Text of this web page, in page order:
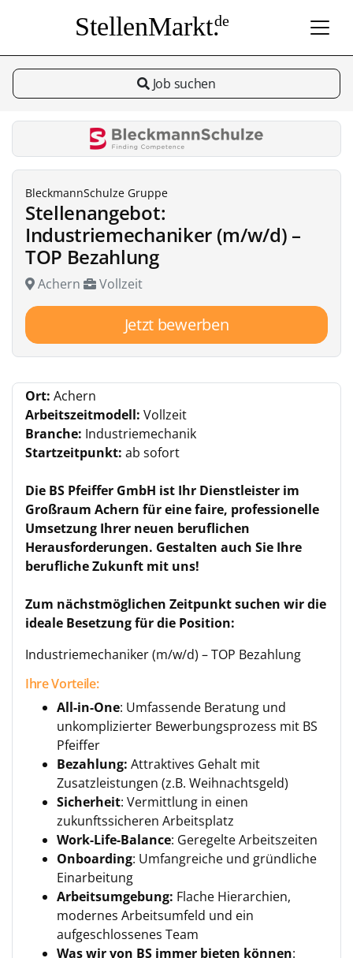
StellenMarkt.de
Job suchen
BleckmannSchulze Gruppe
Stellenangebot:
Industriemechaniker (m/w/d) –
TOP Bezahlung
Achern Vollzeit
Jetzt bewerben
Ort: Achern
Arbeitszeitmodell: Vollzeit
Branche: Industriemechanik
Startzeitpunkt: ab sofort
Die BS Pfeiffer GmbH ist Ihr Dienstleister im
Großraum Achern für eine faire, professionelle
Umsetzung Ihrer neuen beruflichen
Herausforderungen. Gestalten auch Sie Ihre
berufliche Zukunft mit uns!
Zum nächstmöglichen Zeitpunkt suchen wir die
ideale Besetzung für die Position:
Industriemechaniker (m/w/d) – TOP Bezahlung
Ihre Vorteile:
All-in-One: Umfassende Beratung und
unkomplizierter Bewerbungsprozess mit BS
Pfeiffer
Bezahlung: Attraktives Gehalt mit
Zusatzleistungen (z.B. Weihnachtsgeld)
Sicherheit: Vermittlung in einen
zukunftssicheren Arbeitsplatz
Work-Life-Balance: Geregelte Arbeitszeiten
Onboarding: Umfangreiche und gründliche
Einarbeitung
Arbeitsumgebung: Flache Hierarchien,
modernes Arbeitsumfeld und ein
aufgeschlossenes Team
Was wir von BS immer bieten können: